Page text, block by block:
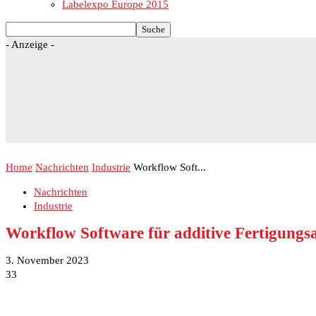
Labelexpo Europe 2015
- Anzeige -
Home Nachrichten Industrie Workflow Soft...
Nachrichten
Industrie
Workflow Software für additive
3. November 2023
33